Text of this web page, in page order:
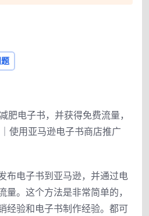
肥电子书，并获得免费流量，
使用亚马逊电子书商店推广
布电子书到亚马逊，并通过电
。这个方法是非常简单的，
经验和电子书制作经验。都可